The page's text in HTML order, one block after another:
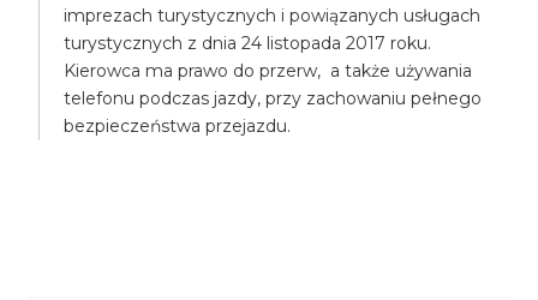
imprezach turystycznych i powiązanych usługach
turystycznych z dnia 24 listopada 2017 roku.
Kierowca ma prawo do przerw, a także używania
telefonu podczas jazdy, przy zachowaniu pełnego
bezpieczeństwa przejazdu.